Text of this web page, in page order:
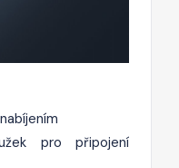
pro připojení